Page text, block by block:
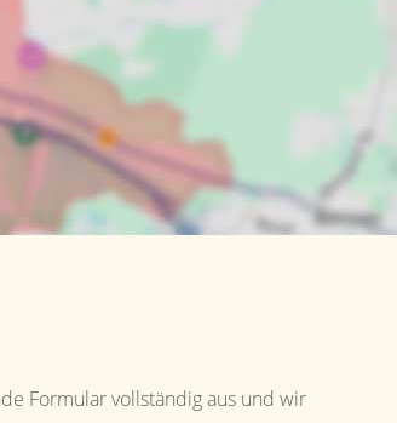
Formular vollständig aus und wir